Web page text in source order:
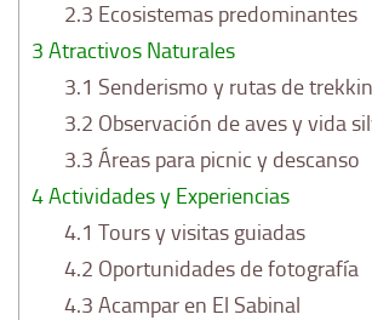
2.3 Ecosistemas predominantes
3 Atractivos Naturales
3.1 Senderismo y rutas de
3.2 Observación de aves y vida
3.3 Áreas para picnic y descanso
4Actividades y Experiencias
4.1 Tours y visitas guiadas
4.2 Oportunidades de fotografía
4.3 Acampar en El Sabinal